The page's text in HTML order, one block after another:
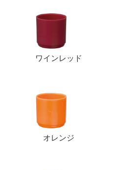
ワインレッド
オレンジ